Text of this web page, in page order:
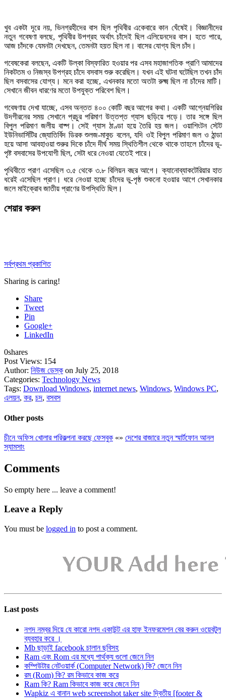
খুব একটা দূরে নয়, ভিনগ্রহীদের বাস ছিল পৃথিবীর একেবারে কান ঘেঁষেই। বিজ্ঞানীদের
নতুন গবেষণা বলছে, পৃথিবীর উপগ্রহ অর্থাৎ চাঁদেই ছিল এলিয়েনদের বাস। হতে পারে,
আজ চাঁদকে যেমনটা দেখছেন, তেমনটা হয়ত ছিল না। বাসের যোগ্য ছিল চাঁদ।
গবেষকেরা বলছেন, একটি উল্কা বিস্ফারিত হওয়ার পর এসব মহাজাগতিক প্রাণি আমাদের
নিকটতম ও নিজস্ব উপগ্রহ চাঁদে বসবাস শুরু করেছিল। যখন এই ঘটনা ঘটেছিল তখন চাঁদ
ছিল বসবাসের যোগ্য। মনে করা হচ্ছে, এখনকার মতো অতটা রুক্ষ্ম ছিল না চাঁদের মাটি।
সেখানে জীবন ধারণের মতো উপযুক্ত পরিবেশ ছিল।
গবেষণায় দেখা যাচ্ছে, এসব অন্তত ৪০০ কোটি বছর আগের কথা। একটি আগ্নেয়গিরির
উদগীরনের সময় সেখানে প্রচুর পরিমাণ উত্তপ্ত গ্যাস ছড়িয়ে পড়ে। তার সঙ্গে ছিল
বিপুল পরিমাণ জলীয় বাষ্প। সেই গ্যাস ঠাণ্ডা হয়ে তৈরি হয় জল। ওয়াশিংটন স্টেট
ইউনিভার্সিটির জ্যোতির্বিদ ডিরক শুলজ-মাকুচ বলেন, যদি ওই বিপুল পরিমাণ জল ও ঠান্ডা
হয়ে আসা আবহাওয়া শুরুর দিকে চাঁদে দীর্ঘ সময় স্থিতিশীল থেকে থাকে তাহলে চাঁদের ভূ-
পৃষ্ট বসবাসের উপযোগী ছিল, সেটা ধরে নেওয়া যেতেই পারে।
পৃথিবীতে প্রাণ এসেছিল ৩.৫ থেকে ৩.৮ বিলিয়ন বছর আগে। ক্যানোব্যাকটেরিয়ার হাত
ধরেই এসেছিল প্রাণ। ধরে নেওয়া হচ্ছে চাঁদের ভু-পৃষ্ঠ শুকনো হওয়ার আগে সেখানকার
জলে মাইক্রোব জাতীয় প্রাণের উপস্থিতি ছিল।
শেয়ার করুন
সর্বপ্রথম প্রকাশিত
Sharing is caring!
Share
Tweet
Pin
Google+
LinkedIn
0shares
Post Views: 154
Author: নিউজ ডেস্ক on July 25, 2018
Categories: Technology News
Tags: Download Windows, internet news, Windows, Windows PC,
এলয়ন, কর, চদ, বসবস
Other posts
চীনে অফিস খোলার পরিকল্পনা করছে ফেসবুক «» দেশের বাজারে নতুন স্মার্টফোন আনল
স্যামসাং
Comments
So empty here ... leave a comment!
Leave a Reply
You must be logged in to post a comment.
Last posts
নগদ নম্বর দিয়ে যে কারো নগদ একাউন্ট এর হাফ ইনফরমেশন বের করুন ওয়েবটুল
ব্যবহার করে ।
Mb ছাড়াই facebook চালান ছবিসহ
Ram এবং Rom এর মধ্যে পার্থক্য গুলো জেনে নিন
কম্পিউটার নেটওয়ার্ক (Computer Network) কি? জেনে নিন
রম (Rom) কি? রম কিভাবে কাজ করে
Ram কি? Ram কিভাবে কাজ করে জেনে নিন
Wapkiz এ বানান web screenshot taker site দ্বিতীয় [footer &